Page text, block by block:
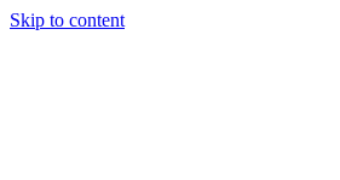
Skip to content